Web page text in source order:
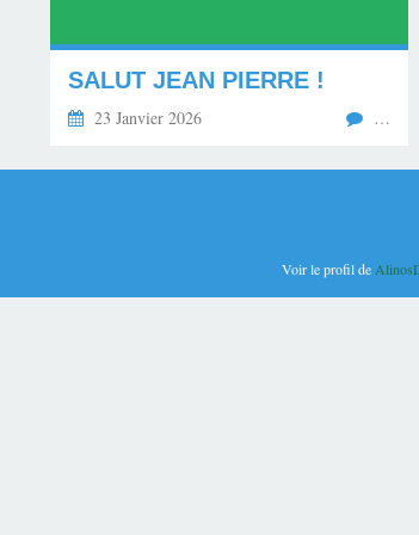
SALUT JEAN PIERRE !
23 Janvier 2026 …
Voir le profil de